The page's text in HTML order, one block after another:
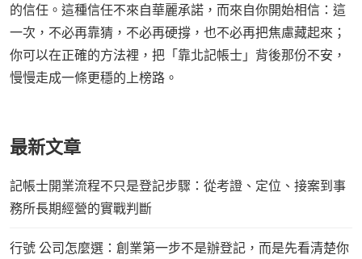
的信任。這種信任不來自華麗承諾，而來自你開始相信：這
一次，不必再靠猜，不必再硬撐，也不必再把焦慮藏起來；
你可以在正確的方法裡，把「靠北記帳士」背後那份不安，
慢慢走成一條更穩的上榜路。
最新文章
記帳士開業流程不只是登記步驟：從考證、定位、接案到事
務所長期經營的實戰判斷
行號 公司怎麼選：創業第一步不是辦登記，而是先看清楚你